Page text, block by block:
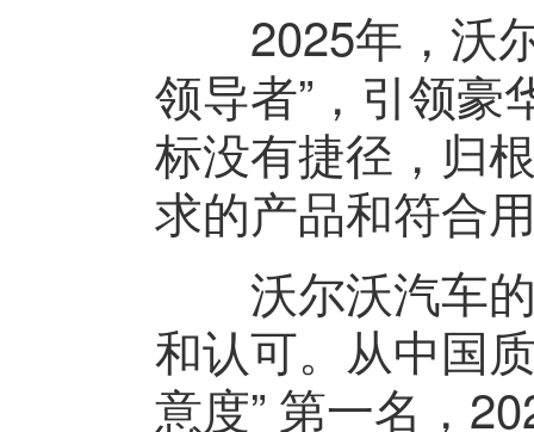
2025年，沃尔
领导者”，引领豪
标没有捷径，归
求的产品和符合
沃尔沃汽车的
和认可。从中国
意度” 第一名，